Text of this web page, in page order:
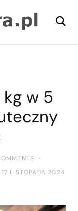
w 5
17 LISTOPADA 2024